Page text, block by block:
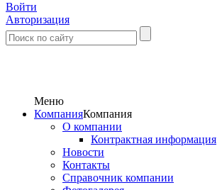
Войти
Авторизация
Меню
КомпанияКомпания
О компании
Контрактная информация
Новости
Контакты
Справочник компании